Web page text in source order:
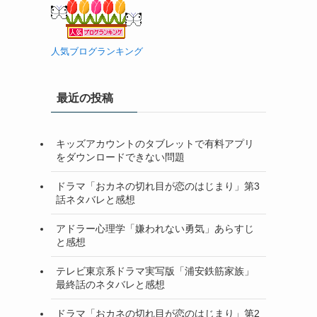
人気ブログランキング
最近の投稿
キッズアカウントのタブレットで有料アプリ
をダウンロードできない問題
ドラマ「おカネの切れ目が恋のはじまり」第3
話ネタバレと感想
アドラー心理学「嫌われない勇気」あらすじ
と感想
テレビ東京系ドラマ実写版「浦安鉄筋家族」
最終話のネタバレと感想
ドラマ「おカネの切れ目が恋のはじまり」第2